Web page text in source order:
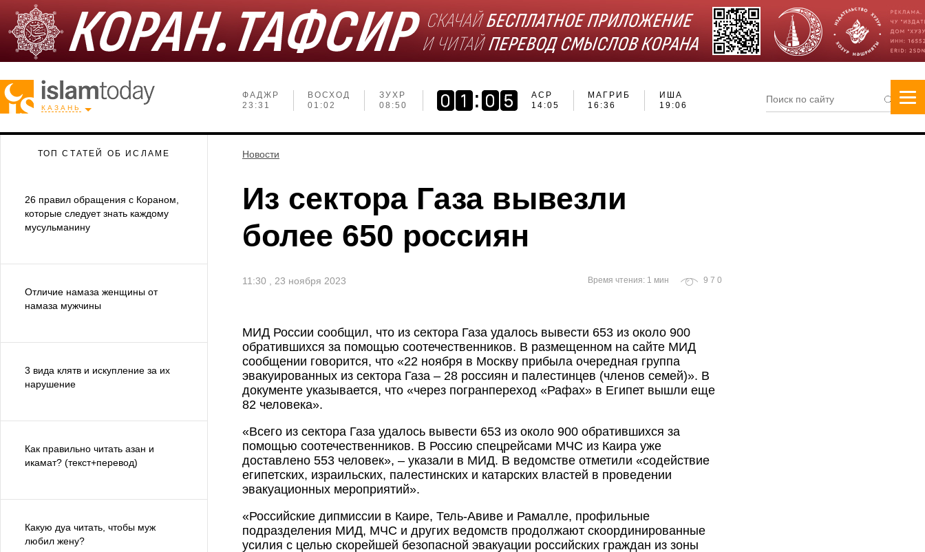
КАЗАНЬ
ФАДЖР
23:31
ВОСХОД
01:02
ЗУХР
08:50
АСР
14:05
МАГРИБ
16:36
ИША
19:06
ТОП СТАТЕЙ ОБ ИСЛАМЕ
26 правил обращения с Кораном,
которые следует знать каждому
мусульманину
Отличие намаза женщины от
намаза мужчины
3 вида клятв и искупление за их
нарушение
Как правильно читать азан и
икамат? (текст+перевод)
Какую дуа читать, чтобы муж
любил жену?
Новости
Из сектора Газа вывезли
более 650 россиян
11:30 , 23 ноября 2023 Время чтения: 1 мин 970
МИД России сообщил, что из сектора Газа удалось вывести 653 из около 900
обратившихся за помощью соотечественников. В размещенном на сайте МИД
сообщении говорится, что «22 ноября в Москву прибыла очередная группа
эвакуированных из сектора Газа – 28 россиян и палестинцев (членов семей)». В
документе указывается, что «через погранпереход «Рафах» в Египет вышли еще
82 человека».
«Всего из сектора Газа удалось вывести 653 из около 900 обратившихся за
помощью соотечественников. В Россию спецрейсами МЧС из Каира уже
доставлено 553 человек», – указали в МИД. В ведомстве отметили «содействие
египетских, израильских, палестинских и катарских властей в проведении
эвакуационных мероприятий».
«Российские дипмиссии в Каире, Тель-Авиве и Рамалле, профильные
подразделения МИД, МЧС и других ведомств продолжают скоординированные
усилия с целью скорейшей безопасной эвакуации российских граждан из зоны